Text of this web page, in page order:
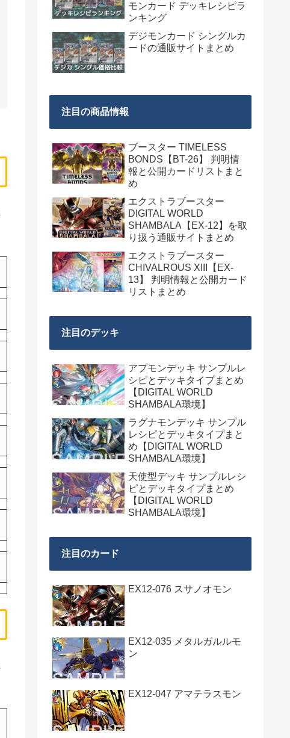
モンカード デッキレシピラ
ンキング
デジモンカード シングルカ
ードの通販サイトまとめ
注目の商品情報
ブースター TIMELESS
BONDS【BT-26】 判明情
報と公開カードリストまと
め
エクストラブースター
DIGITAL WORLD
SHAMBALA【EX-12】を取
り扱う通販サイトまとめ
エクストラブースター
CHIVALROUS XIII【EX-
13】 判明情報と公開カード
リストまとめ
注目のデッキ
アプモンデッキ サンプルレ
シピとデッキタイプまとめ
【DIGITAL WORLD
SHAMBALA環境】
ラグナモンデッキ サンプル
レシピとデッキタイプまと
め【DIGITAL WORLD
SHAMBALA環境】
天使型デッキ サンプルレシ
ピとデッキタイプまとめ
【DIGITAL WORLD
SHAMBALA環境】
注目のカード
EX12-076 スサノオモン
EX12-035 メタルガルルモ
ン
EX12-047 アマテラスモン